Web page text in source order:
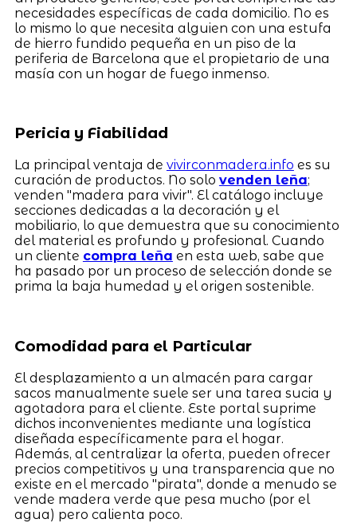
necesidades específicas de cada domicilio. No es
lo mismo lo que necesita alguien con una estufa
de hierro fundido pequeña en un piso de la
periferia de Barcelona que el propietario de una
masía con un hogar de fuego inmenso.
Pericia y Fiabilidad
La principal ventaja de vivirconmadera.info es su
curación de productos. No solo venden leña;
venden "madera para vivir". El catálogo incluye
secciones dedicadas a la decoración y el
mobiliario, lo que demuestra que su conocimiento
del material es profundo y profesional. Cuando
un cliente compra leña en esta web, sabe que
ha pasado por un proceso de selección donde se
prima la baja humedad y el origen sostenible.
Comodidad para el Particular
El desplazamiento a un almacén para cargar
sacos manualmente suele ser una tarea sucia y
agotadora para el cliente. Este portal suprime
dichos inconvenientes mediante una logística
diseñada específicamente para el hogar.
Además, al centralizar la oferta, pueden ofrecer
precios competitivos y una transparencia que no
existe en el mercado "pirata", donde a menudo se
vende madera verde que pesa mucho (por el
agua) pero calienta poco.